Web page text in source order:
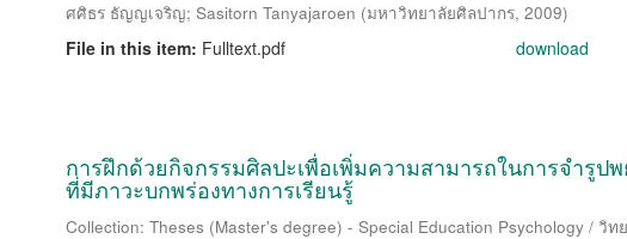
ศศิธร ธัญญเจริญ; Sasitorn Tanyajaroen (มหาวิทยาลัยศิลปากร, 2009)
File in this item: Fulltext.pdf download
การฝึกด้วยกิจกรรมศิลปะเพื่อเพิ่มความสามารถในการจำรูป
ที่มีภาวะบกพร่องทางการเรียนรู้
Collection: Theses (Master's degree) - Special Education Psychology / วิ